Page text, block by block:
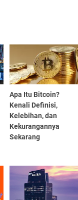
Apa Itu Bitcoin?
Kenali Definisi,
Kelebihan, dan
Kekurangannya
Sekarang